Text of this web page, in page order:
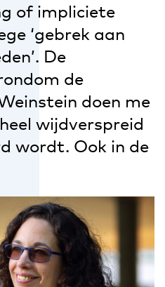
of impliciete
‘gebrek aan
De
de
doen me
wijdverspreid
wordt. Ook in de